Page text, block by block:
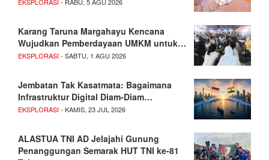
Karang Taruna Margahayu Kencana
Wujudkan Pemberdayaan UMKM untuk…
EKSPLORASI- SABTU, 1 AGU 2026
Jembatan Tak Kasatmata: Bagaimana
Infrastruktur Digital Diam-Diam…
EKSPLORASI- KAMIS, 23 JUL 2026
ALASTUA TNI AD Jelajahi Gunung
Penanggungan Semarak HUT TNI ke-81